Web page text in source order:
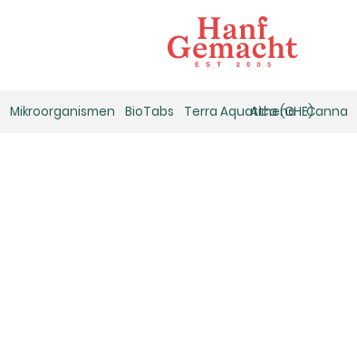
Mikroorganismen BioTabs Terra Aquatica (GHE)
Athena Canna